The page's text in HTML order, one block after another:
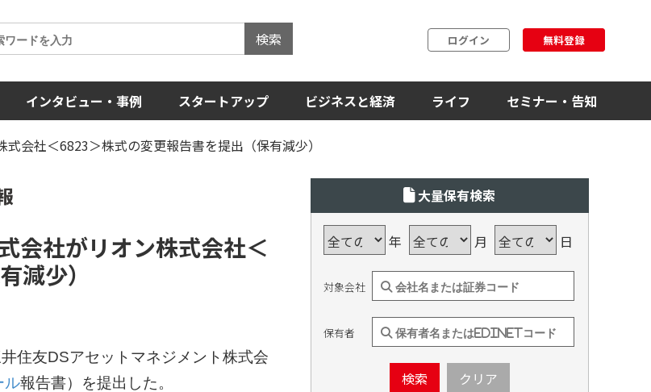
検索 ログイン 無料登録
インタビュー・事例 スタートアップ ビジネスと経済 ライフ セミナー・告知
会社＜6823＞株式の変更報告書を提出（保有減少）
会社がリオン株式会社＜
減少）
住友DSアセットマネジメント株式会
ル報告書）を提出した。
大量保有検索
年 月 日
対象会社
保有者
検索 クリア